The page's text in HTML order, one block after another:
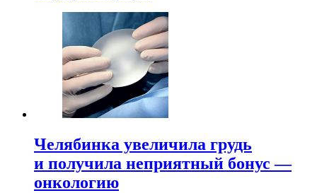
Челябинка увеличила грудь
и получила неприятный бонус —
онкологию